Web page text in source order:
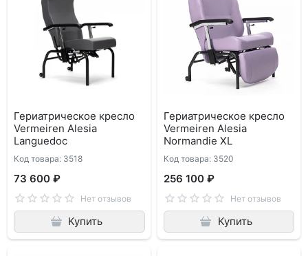
Гериатрическое кресло
Vermeiren Alesia
Languedoc
Код товара: 3518
73 600 ₽
Нет отзывов
Купить
Гериатрическое кресло
Vermeiren Alesia
Normandie XL
Код товара: 3520
256 100 ₽
Нет отзывов
Купить